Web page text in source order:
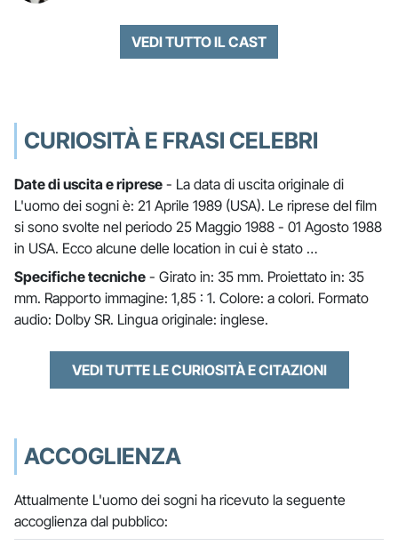
VEDI TUTTO IL CAST
CURIOSITÀ E FRASI CELEBRI
Date di uscita e riprese - La data di uscita originale di
L'uomo dei sogni è: 21 Aprile 1989 (USA). Le riprese del film
si sono svolte nel periodo 25 Maggio 1988 - 01 Agosto 1988
in USA. Ecco alcune delle location in cui è stato …
Specifiche tecniche - Girato in: 35 mm. Proiettato in: 35
mm. Rapporto immagine: 1,85 : 1. Colore: a colori. Formato
audio: Dolby SR. Lingua originale: inglese.
VEDI TUTTE LE CURIOSITÀ E CITAZIONI
ACCOGLIENZA
Attualmente L'uomo dei sogni ha ricevuto la seguente
accoglienza dal pubblico: